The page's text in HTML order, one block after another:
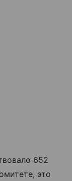
652
это